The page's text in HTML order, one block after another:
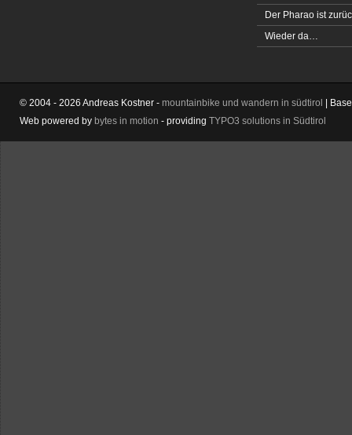
Der Pharao ist
Wieder da…
© 2004 - 2026 Andreas Kostner - mountainbike und wandern in südtirol |
Web powered by bytes in motion - providing TYPO3 solutions in Südtirol